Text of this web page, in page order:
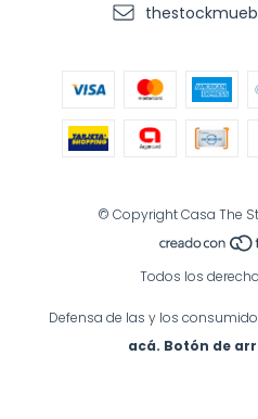
© Copyright Casa The
Todos los
Defensa de las y los
acá. Botón de